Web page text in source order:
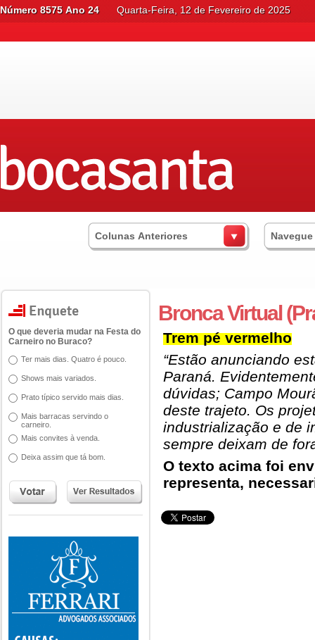
Número 8575 Ano 24 Quarta-Feira, 12 de Fevereiro de 2025
Colunas Anteriores
O que deveria mudar na Festa do
Carneiro no Buraco?
Ter mais dias. Quatro é pouco.
Shows mais variados.
Prato típico servido mais dias.
Mais barracas servindo o
carneiro.
Mais convites à venda.
Deixa assim que tá bom.
Bronca Virtual
Trem pé vermelho
“Estão anunciando
Paraná.
dúvidas; Campo
deste trajeto. Os
industrialização e de
sempre deixam de
O texto acima foi
representa,